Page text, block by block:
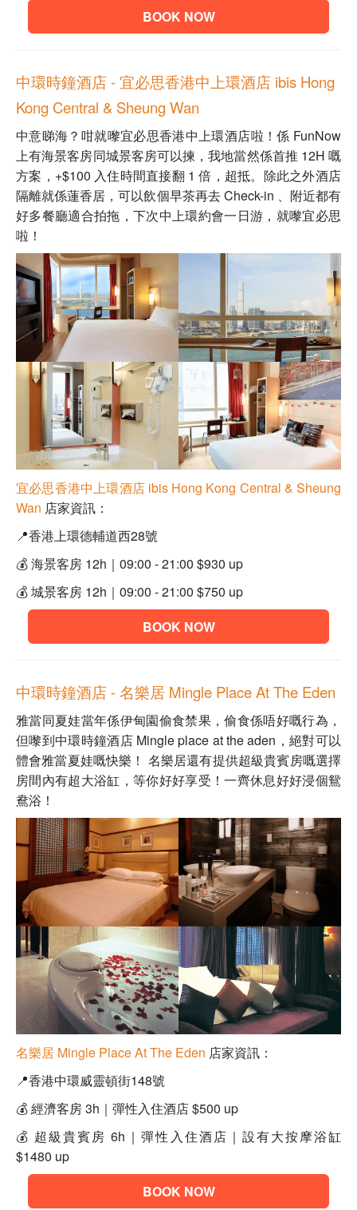
BOOK NOW
中環時鐘酒店 - 宜必思香港中上環酒店 ibis Hong
Kong Central & Sheung Wan
中意睇海？咁就嚟宜必思香港中上環酒店啦！係 FunNow
上有海景客房同城景客房可以揀，我地當然係首推 12H 嘅
方案，+$100 入住時間直接翻 1 倍，超抵。除此之外酒店
隔離就係蓮香居，可以飲個早茶再去 Check-in 、附近都有
好多餐廳適合拍拖，下次中上環約會一日游，就嚟宜必思
啦！
宜必思香港中上環酒店 ibis Hong Kong Central & Sheung
Wan 店家資訊：
📍香港上環德輔道西28號
💰 海景客房 12h｜09:00 - 21:00 $930 up
💰 城景客房 12h｜09:00 - 21:00 $750 up
BOOK NOW
中環時鐘酒店 - 名樂居 Mingle Place At The Eden
雅當同夏娃當年係伊甸園偷食禁果，偷食係唔好嘅行為，
但嚟到中環時鐘酒店 Mingle place at the aden，絕對可以
體會雅當夏娃嘅快樂！ 名樂居還有提供超級貴賓房嘅選擇
房間內有超大浴缸，等你好好享受！一齊休息好好浸個鴛
鴦浴！
名樂居 Mingle Place At The Eden 店家資訊：
📍香港中環威靈頓街148號
💰 經濟客房 3h｜彈性入住酒店 $500 up
💰 超級貴賓房 6h｜彈性入住酒店｜設有大按摩浴缸
$1480 up
BOOK NOW